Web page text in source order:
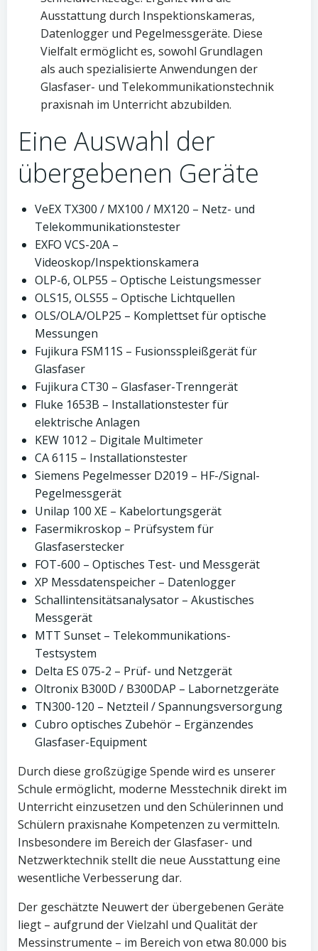
Ausstattung durch Inspektionskameras,
Datenlogger und Pegelmessgeräte. Diese
Vielfalt ermöglicht es, sowohl Grundlagen
als auch spezialisierte Anwendungen der
Glasfaser- und Telekommunikationstechnik
praxisnah im Unterricht abzubilden.
Eine Auswahl der
übergebenen Geräte
VeEX TX300 / MX100 / MX120 – Netz- und
Telekommunikationstester
EXFO VCS-20A –
Videoskop/Inspektionskamera
OLP-6, OLP55 – Optische Leistungsmesser
OLS15, OLS55 – Optische Lichtquellen
OLS/OLA/OLP25 – Komplettset für optische
Messungen
Fujikura FSM11S – Fusionsspleißgerät für
Glasfaser
Fujikura CT30 – Glasfaser-Trenngerät
Fluke 1653B – Installationstester für
elektrische Anlagen
KEW 1012 – Digitale Multimeter
CA 6115 – Installationstester
Siemens Pegelmesser D2019 – HF-/Signal-
Pegelmessgerät
Unilap 100 XE – Kabelortungsgerät
Fasermikroskop – Prüfsystem für
Glasfaserstecker
FOT-600 – Optisches Test- und Messgerät
XP Messdatenspeicher – Datenlogger
Schallintensitätsanalysator – Akustisches
Messgerät
MTT Sunset – Telekommunikations-
Testsystem
Delta ES 075-2 – Prüf- und Netzgerät
Oltronix B300D / B300DAP – Labornetzgeräte
TN300-120 – Netzteil / Spannungsversorgung
Cubro optisches Zubehör – Ergänzendes
Glasfaser-Equipment
Durch diese großzügige Spende wird es unserer
Schule ermöglicht, moderne Messtechnik direkt im
Unterricht einzusetzen und den Schülerinnen und
Schülern praxisnahe Kompetenzen zu vermitteln.
Insbesondere im Bereich der Glasfaser- und
Netzwerktechnik stellt die neue Ausstattung eine
wesentliche Verbesserung dar.
Der geschätzte Neuwert der übergebenen Geräte
liegt – aufgrund der Vielzahl und Qualität der
Messinstrumente – im Bereich von etwa 80.000 bis